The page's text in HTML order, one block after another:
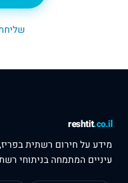
שליחת
reshtit
על חירום רשתית בפריז, מאת
המתמחה בניתוחי רשתית.